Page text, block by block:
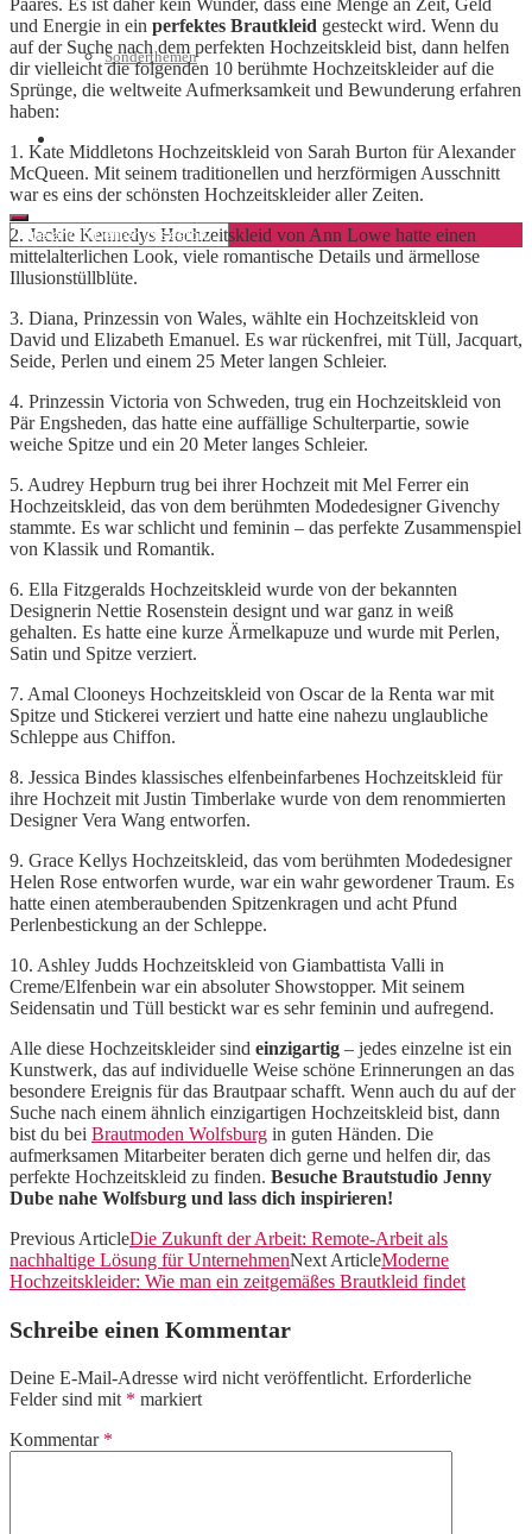
Sonderthemen
Paares. Es ist daher kein Wunder, dass eine Menge an Zeit, Geld
und Energie in ein perfektes Brautkleid gesteckt wird. Wenn du
auf der Suche nach dem perfekten Hochzeitskleid bist, dann helfen
dir vielleicht die folgenden 10 berühmte Hochzeitskleider auf die
Sprünge, die weltweite Aufmerksamkeit und Bewunderung erfahren
haben:
1. Kate Middletons Hochzeitskleid von Sarah Burton für Alexander
McQueen. Mit seinem traditionellen und herzförmigen Ausschnitt
war es eins der schönsten Hochzeitskleider aller Zeiten.
2. Jackie Kennedys Hochzeitskleid von Ann Lowe hatte einen
mittelalterlichen Look, viele romantische Details und ärmellose
Illusionstüllblüte.
3. Diana, Prinzessin von Wales, wählte ein Hochzeitskleid von
David und Elizabeth Emanuel. Es war rückenfrei, mit Tüll, Jacquart,
Seide, Perlen und einem 25 Meter langen Schleier.
4. Prinzessin Victoria von Schweden, trug ein Hochzeitskleid von
Pär Engsheden, das hatte eine auffällige Schulterpartie, sowie
weiche Spitze und ein 20 Meter langes Schleier.
5. Audrey Hepburn trug bei ihrer Hochzeit mit Mel Ferrer ein
Hochzeitskleid, das von dem berühmten Modedesigner Givenchy
stammte. Es war schlicht und feminin – das perfekte Zusammenspiel
von Klassik und Romantik.
6. Ella Fitzgeralds Hochzeitskleid wurde von der bekannten
Designerin Nettie Rosenstein designt und war ganz in weiß
gehalten. Es hatte eine kurze Ärmelkapuze und wurde mit Perlen,
Satin und Spitze verziert.
7. Amal Clooneys Hochzeitskleid von Oscar de la Renta war mit
Spitze und Stickerei verziert und hatte eine nahezu unglaubliche
Schleppe aus Chiffon.
8. Jessica Bindes klassisches elfenbeinfarbenes Hochzeitskleid für
ihre Hochzeit mit Justin Timberlake wurde von dem renommierten
Designer Vera Wang entworfen.
9. Grace Kellys Hochzeitskleid, das vom berühmten Modedesigner
Helen Rose entworfen wurde, war ein wahr gewordener Traum. Es
hatte einen atemberaubenden Spitzenkragen und acht Pfund
Perlenbestickung an der Schleppe.
10. Ashley Judds Hochzeitskleid von Giambattista Valli in
Creme/Elfenbein war ein absoluter Showstopper. Mit seinem
Seidensatin und Tüll bestickt war es sehr feminin und aufregend.
Alle diese Hochzeitskleider sind einzigartig – jedes einzelne ist ein
Kunstwerk, das auf individuelle Weise schöne Erinnerungen an das
besondere Ereignis für das Brautpaar schafft. Wenn auch du auf der
Suche nach einem ähnlich einzigartigen Hochzeitskleid bist, dann
bist du bei Brautmoden Wolfsburg in guten Händen. Die
aufmerksamen Mitarbeiter beraten dich gerne und helfen dir, das
perfekte Hochzeitskleid zu finden. Besuche Brautstudio Jenny
Dube nahe Wolfsburg und lass dich inspirieren!
Previous ArticleDie Zukunft der Arbeit: Remote-Arbeit als
nachhaltige Lösung für UnternehmenNext ArticleModerne
Hochzeitskleider: Wie man ein zeitgemäßes Brautkleid findet
Schreibe einen Kommentar
Deine E-Mail-Adresse wird nicht veröffentlicht. Erforderliche
Felder sind mit * markiert
Kommentar *